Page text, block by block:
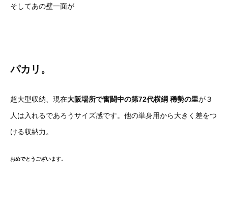
そしてあの壁一面が
パカリ。
超大型収納、現在大阪場所で奮闘中の第72代横綱 稀勢の里が３
人は入れるであろうサイズ感です。他の単身用から大きく差をつ
ける収納力。
おめでとうございます。